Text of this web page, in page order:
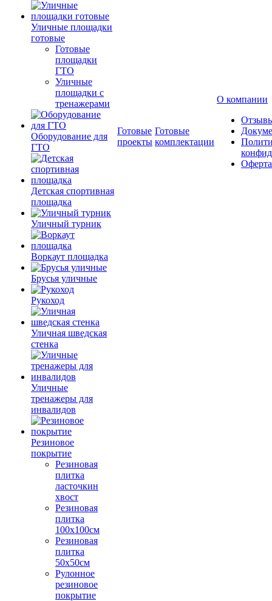
Уличные площадки
готовые
Готовые
площадки
ГТО
Уличные
площадки с
тренажерами
Оборудование для
ГТО
Детская спортивная
площадка
Уличный турник
Воркаут площадка
Брусья уличные
Рукоход
Уличная шведская
стенка
Уличные
тренажеры для
инвалидов
Резиновое
покрытие
Резиновая
плитка
ласточкин
хвост
Резиновая
плитка
100х100см
Резиновая
плитка
50х50см
Рулонное
резиновое
покрытие
Готовые
проекты
Готовые
комплектации
О компании
Оферта